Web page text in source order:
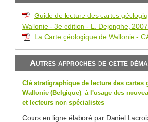
Guide de lecture des cartes
Wallonie - 3e édition - L. Dejonghe, 2007
La Carte géologique de Wallonie -
Autres approches de cette
Clé stratigraphique de lecture des cartes
Wallonie (Belgique), à l'usage des
et lecteurs non spécialistes
Cours en ligne élaboré par Daniel